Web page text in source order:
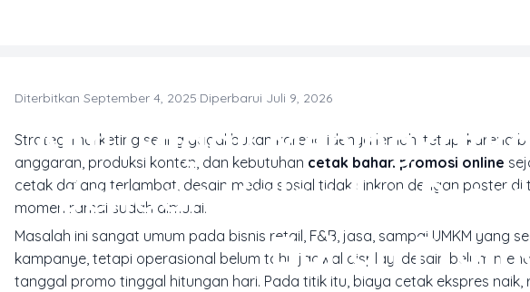
Anti Gagal!
dengan Kalender
Bahan
Diterbitkan September 4, 2025·Diperbarui Juli 9, 2026
Strategi marketing sering gagal bukan karena idenya lemah, tetapi karena
anggaran, produksi konten, dan kebutuhan cetak bahan promosi online
cetak datang terlambat, desain media sosial tidak sinkron dengan poster
momen ramai sudah dimulai.
Masalah ini sangat umum pada bisnis retail, F&B, jasa, sampai UMKM yang
kampanye, tetapi operasional belum tahu jadwal display, desain belum
tanggal promo tinggal hitungan hari. Pada titik itu, biaya cetak ekspres naik,